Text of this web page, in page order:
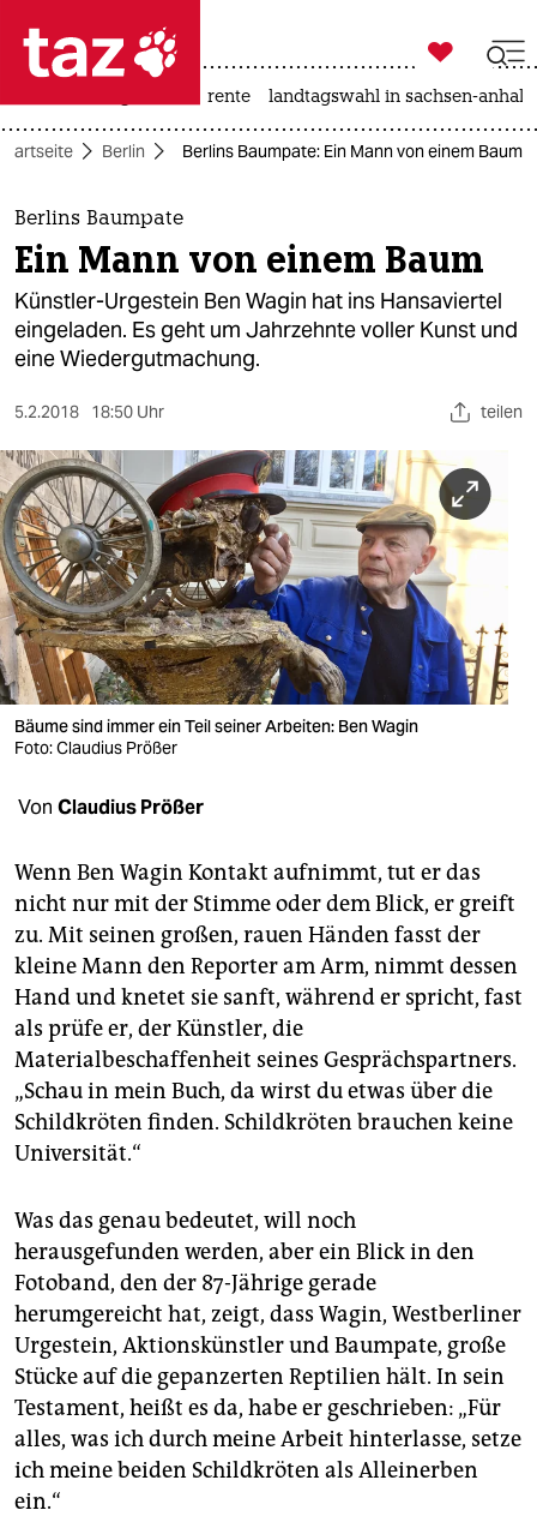
 taz zahl ich
taz zahl ich
themen
politik
öko
gesellschaft
sport
berlin
nord
wahrheit
verlag
verlag
veranstaltungen
fragen & hilfe
unterstützen
abo
genossenschaft
epaper login

taz zahl ich
rente landtagswahl in sachsen-anhalt
Berlin Berlins Baumpate: Ein Mann von einem Baum
Berlins Baumpate
Ein Mann von einem Baum
Künstler-Urgestein Ben Wagin hat ins Hansaviertel
eingeladen. Es geht um Jahrzehnte voller Kunst und
eine Wiedergutmachung.
5.2.2018 18:50 Uhr teilen
Bäume sind immer ein Teil seiner Arbeiten: Ben Wagin
Foto: Claudius Prößer
Von Claudius Prößer
Wenn Ben Wagin Kontakt aufnimmt, tut er das
nicht nur mit der Stimme oder dem Blick, er greift
zu. Mit seinen großen, rauen Händen fasst der
kleine Mann den Reporter am Arm, nimmt dessen
Hand und knetet sie sanft, während er spricht, fast
als prüfe er, der Künstler, die
Materialbeschaffenheit seines Gesprächspartners.
„Schau in mein Buch, da wirst du etwas über die
Schildkröten finden. Schildkröten brauchen keine
Universität.“
Was das genau bedeutet, will noch
herausgefunden werden, aber ein Blick in den
Fotoband, den der 87-Jährige gerade
herumgereicht hat, zeigt, dass Wagin, Westberliner
Urgestein, Aktionskünstler und Baumpate, große
Stücke auf die gepanzerten Reptilien hält. In sein
Testament, heißt es da, habe er geschrieben: „Für
alles, was ich durch meine Arbeit hinterlasse, setze
ich meine beiden Schildkröten als Alleinerben
ein.“